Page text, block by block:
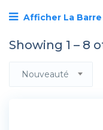
Afficher La
Showing 1 – 8
Nouveauté